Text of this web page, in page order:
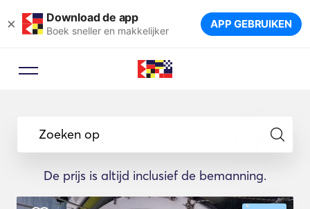
× Download de app
Boek sneller en makkelijker APP GEBRUIKEN
Zoeken op
De prijs is altijd inclusief de bemanning.